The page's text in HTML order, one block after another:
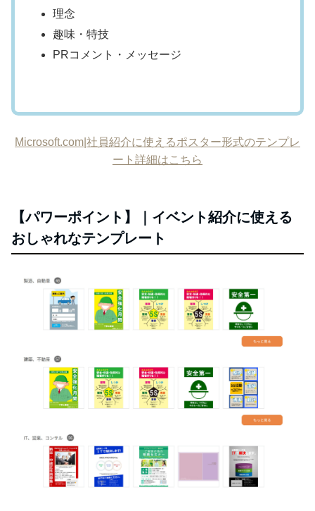
理念
趣味・特技
PRコメント・メッセージ
Microsoft.com|社員紹介に使えるポスター形式のテンプレ
ート詳細はこちら
【パワーポイント】｜イベント紹介に使える
おしゃれなテンプレート